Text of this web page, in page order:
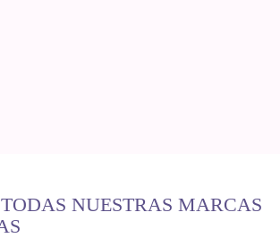
NUESTRAS MARCAS